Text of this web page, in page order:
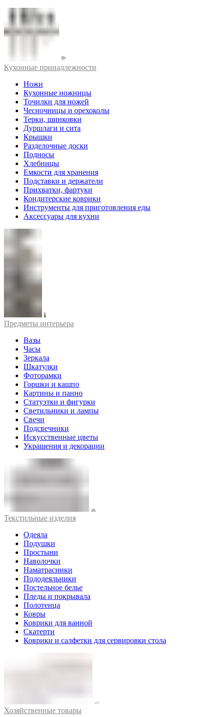
Кухонные принадлежности
Ножи
Кухонные ножницы
Точилки для ножей
Чесночницы и орехоколы
Терки, шинковки
Дуршлаги и сита
Крышки
Разделочные доски
Подносы
Хлебницы
Емкости для хранения
Подставки и держатели
Прихватки, фартуки
Кондитерские коврики
Инструменты для приготовления еды
Аксессуары для кухни
Предметы интерьера
Вазы
Часы
Зеркала
Шкатулки
Фоторамки
Горшки и кашпо
Картины и панно
Статуэтки и фигурки
Светильники и лампы
Свечи
Подсвечники
Искусственные цветы
Украшения и декорации
Текстильные изделия
Одеяла
Подушки
Простыни
Наволочки
Наматрасники
Пододеяльники
Постельное белье
Пледы и покрывала
Полотенца
Ковры
Коврики для ванной
Скатерти
Коврики и салфетки для сервировки стола
Хозяйственные товары